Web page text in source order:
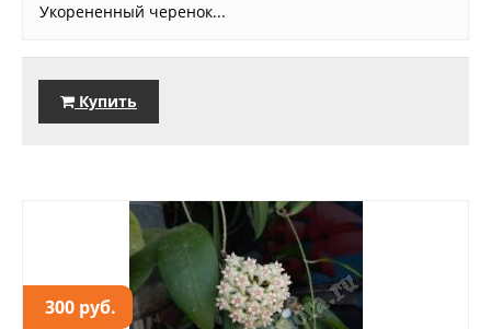
Укорененный черенок...
Купить
300 руб.